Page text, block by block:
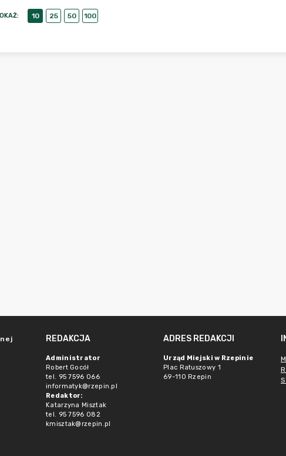
: 10 25 50 100
REDAKCJA
Administrator
Robert Gocół
tel. 95 7596 066
informatyk@rzepin.pl
Redaktor:
Katarzyna Misztak
tel. 95 7596 082
kmisztak@rzepin.pl
ADRES REDAKCJI
Urząd Miejski w Rzepinie
Plac Ratuszowy 1
69-110 Rzepin